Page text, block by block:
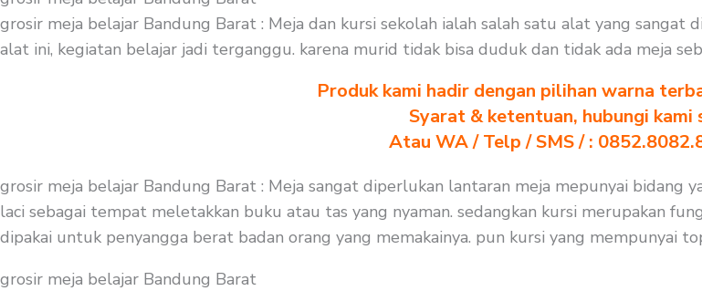
grosir meja belajar Bandung Barat : Meja dan kursi sekolah ialah salah satu alat yang sangat
alat ini, kegiatan belajar jadi terganggu. karena murid tidak bisa duduk dan tidak ada meja
Produk kami hadir dengan pilihan warna
Syarat & ketentuan, hubungi kami
Atau WA / Telp / SMS / :
grosir meja belajar Bandung Barat : Meja sangat diperlukan lantaran meja mepunyai bidang
laci sebagai tempat meletakkan buku atau tas yang nyaman. sedangkan kursi merupakan
dipakai untuk penyangga berat badan orang yang memakainya. pun kursi yang mempunyai
grosir meja belajar Bandung Barat